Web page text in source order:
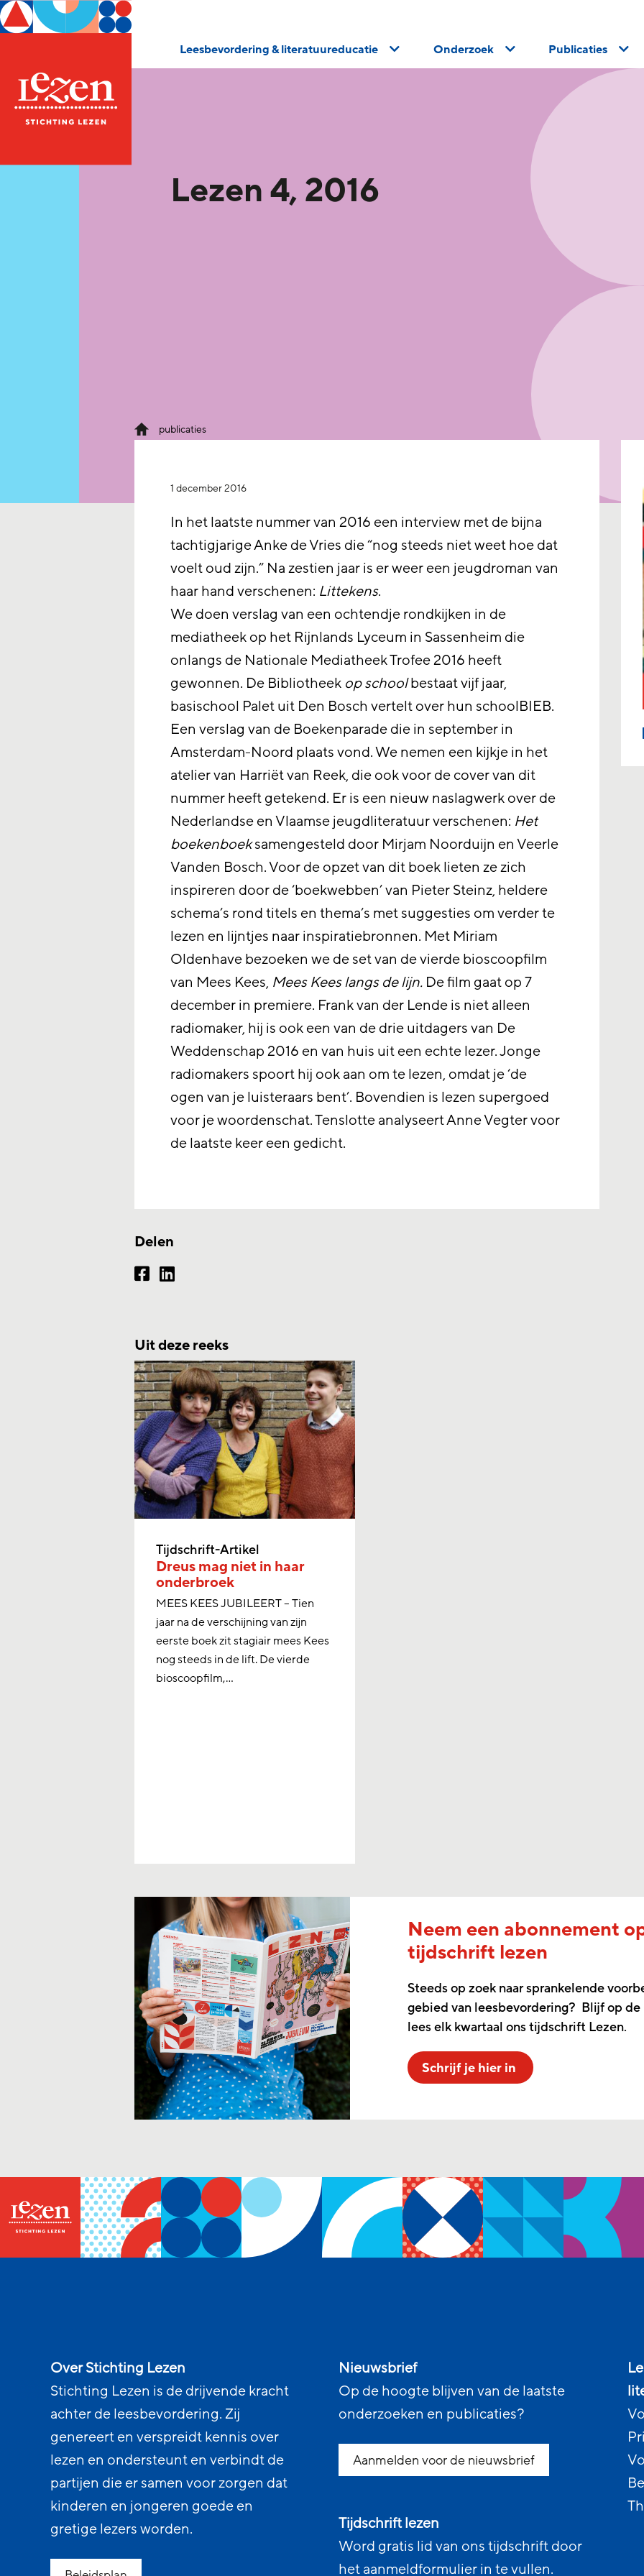
Leesbevordering & literatuureducatie Onderzoek Publicaties
Lezen 4, 2016
publicaties
1 december 2016
In het laatste nummer van 2016 een interview met de bijna
tachtigjarige Anke de Vries die “nog steeds niet weet hoe dat
voelt oud zijn.” Na zestien jaar is er weer een jeugdroman van
haar hand verschenen: Littekens.
We doen verslag van een ochtendje rondkijken in de
mediatheek op het Rijnlands Lyceum in Sassenheim die
onlangs de Nationale Mediatheek Trofee 2016 heeft
gewonnen. De Bibliotheek op schoolbestaat vijf jaar,
basischool Palet uit Den Bosch vertelt over hun schoolBIEB.
Een verslag van de Boekenparade die in september in
Amsterdam-Noord plaats vond. We nemen een kijkje in het
atelier van Harriët van Reek, die ook voor de cover van dit
nummer heeft getekend. Er is een nieuw naslagwerk over de
Nederlandse en Vlaamse jeugdliteratuur verschenen: Het
boekenboeksamengesteld door Mirjam Noorduijn en Veerle
Vanden Bosch. Voor de opzet van dit boek lieten ze zich
inspireren door de ‘boekwebben’ van Pieter Steinz, heldere
schema’s rond titels en thema’s met suggesties om verder te
lezen en lijntjes naar inspiratiebronnen. Met Miriam
Oldenhave bezoeken we de set van de vierde bioscoopfilm
van Mees Kees, Mees Kees langs de lijn. De film gaat op 7
december in premiere. Frank van der Lende is niet alleen
radiomaker, hij is ook een van de drie uitdagers van De
Weddenschap 2016 en van huis uit een echte lezer. Jonge
radiomakers spoort hij ook aan om te lezen, omdat je ‘de
ogen van je luisteraars bent’. Bovendien is lezen supergoed
voor je woordenschat. Tenslotte analyseert Anne Vegter voor
de laatste keer een gedicht.
Delen
Uit deze reeks
Tijdschrift-Artikel
Dreus mag niet in haar
onderbroek
MEES KEES JUBILEERT – Tien
jaar na de verschijning van zijn
eerste boek zit stagiair mees Kees
nog steeds in de lift. De vierde
bioscoopfilm,…
Neem een abonnement
tijdschrift lezen
Steeds op zoek naar sprankelende
gebied van leesbevordering? Blijf op de
lees elk kwartaal ons tijdschrift Lezen.
Schrijf je hier in
Over Stichting Lezen
Stichting Lezen is de drijvende kracht
achter de leesbevordering. Zij
genereert en verspreidt kennis over
lezen en ondersteunt en verbindt de
partijen die er samen voor zorgen dat
kinderen en jongeren goede en
gretige lezers worden.
Nieuwsbrief
Op de hoogte blijven van de laatste
onderzoeken en publicaties?
Aanmelden voor de nieuwsbrief
Tijdschrift lezen
Word gratis lid van ons tijdschrift door
het aanmeldformulier in te vullen.